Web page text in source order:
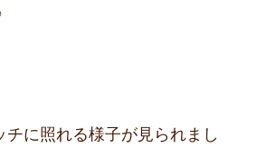
に照れる様子が見られまし